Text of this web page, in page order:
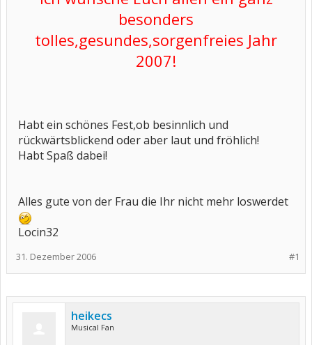
besonders
tolles,gesundes,sorgenfreies Jahr
2007!
Habt ein schönes Fest,ob besinnlich und
rückwärtsblickend oder aber laut und fröhlich!
Habt Spaß dabei!
Alles gute von der Frau die Ihr nicht mehr loswerdet
Locin32​
#1
31. Dezember 2006
heikecs
Musical Fan